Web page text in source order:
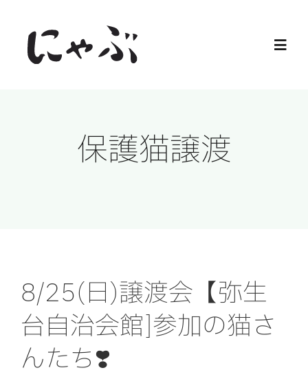
content
ご支援
情報公開
保護猫譲渡
8/25(日)譲渡会【弥生
台自治会館]参加の猫さ
んたち❣️